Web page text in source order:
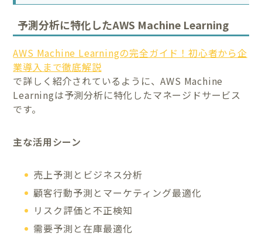
予測分析に特化したAWS Machine Learning
AWS Machine Learningの完全ガイド！初心者から企
業導入まで徹底解説
で詳しく紹介されているように、AWS Machine
Learningは予測分析に特化したマネージドサービス
です。
主な活用シーン
売上予測とビジネス分析
顧客行動予測とマーケティング最適化
リスク評価と不正検知
需要予測と在庫最適化